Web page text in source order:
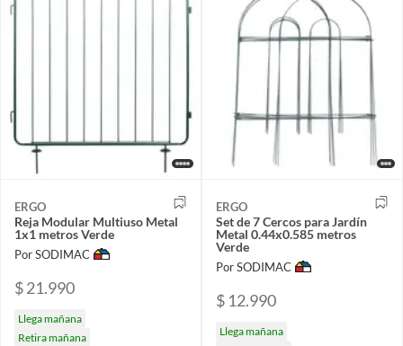
ERGO
Reja Modular Multiuso Metal
1x1 metros Verde
Por SODIMAC
$ 21.990
Llega mañana
Retira mañana
ERGO
Set de 7 Cercos para Jardín
Metal 0.44x0.585 metros
Verde
Por SODIMAC
$ 12.990
Llega mañana